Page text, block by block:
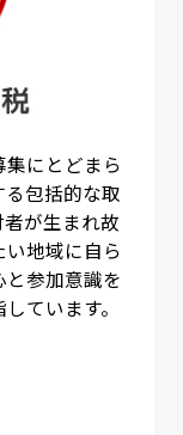
にとどまら
包括的な取
が生まれ故
地域に自ら
参加意識を
ています。